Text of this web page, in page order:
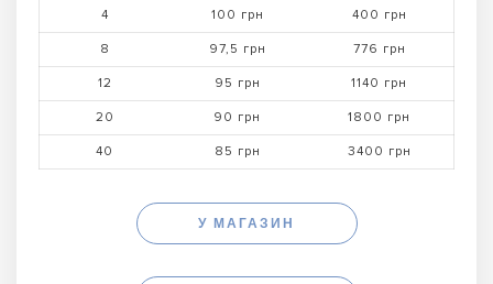
4 100 грн 400 грн
8 97,5 грн 776 грн
12 95 грн 1140 грн
20 90 грн 1800 грн
40 85 грн 3400 грн
У МАГАЗИН